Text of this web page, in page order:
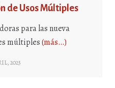
de Usos Múltiples
para las nueva
múltiples(más…)
2025